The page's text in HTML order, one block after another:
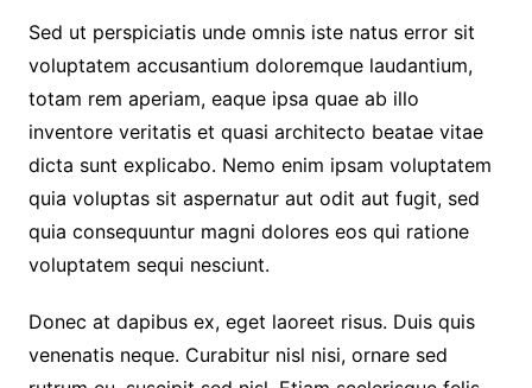
Sed ut perspiciatis unde omnis iste natus error sit
voluptatem accusantium doloremque laudantium,
totam rem aperiam, eaque ipsa quae ab illo
inventore veritatis et quasi architecto beatae vitae
dicta sunt explicabo. Nemo enim ipsam voluptatem
quia voluptas sit aspernatur aut odit aut fugit, sed
quia consequuntur magni dolores eos qui ratione
voluptatem sequi nesciunt.
Donec at dapibus ex, eget laoreet risus. Duis quis
venenatis neque. Curabitur nisl nisi, ornare sed